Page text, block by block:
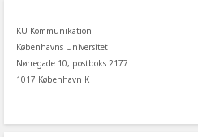
KU Kommunikation
Københavns Universitet
Nørregade 10, postboks 2177
1017 København K